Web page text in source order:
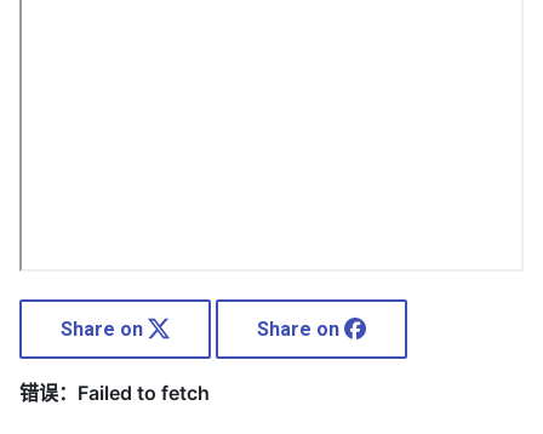
Share on Share on